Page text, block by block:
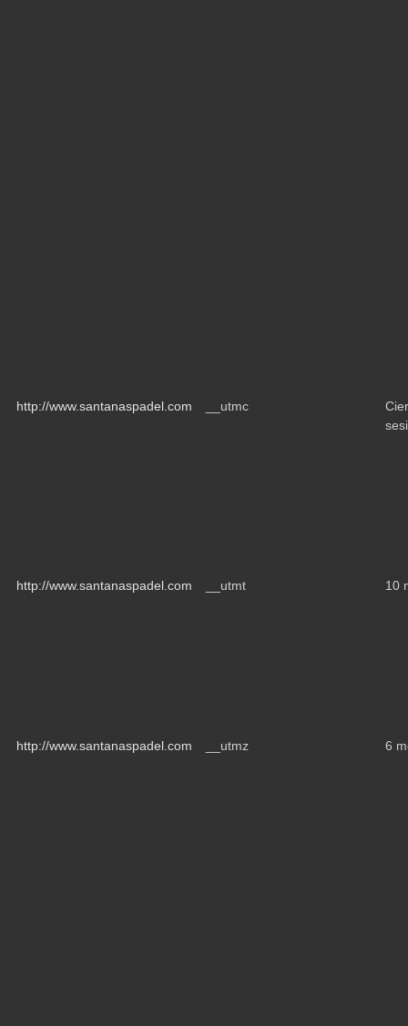
http://www.santanaspadel.com __utmc
http://www.santanaspadel.com __utmt 10
http://www.santanaspadel.com __utmz 6